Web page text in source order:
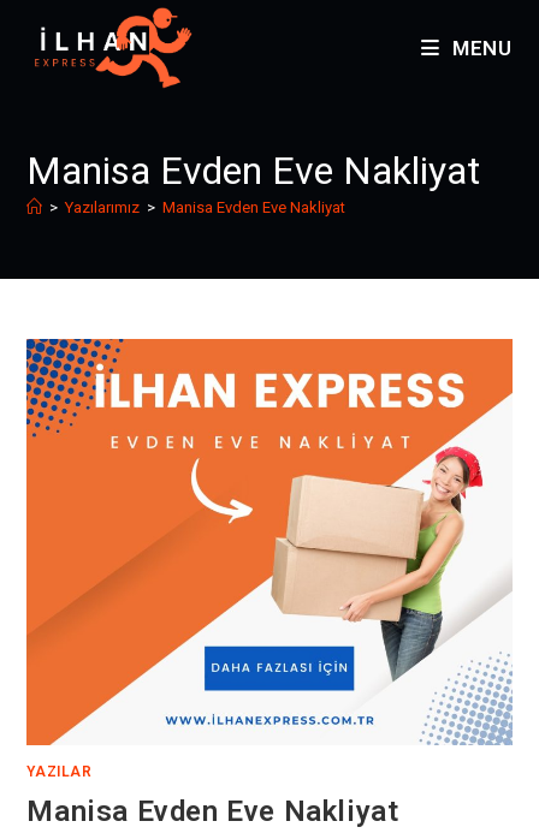
MENU
Manisa Evden Eve Nakliyat
> Yazılarımız > Manisa Evden Eve Nakliyat
YAZILAR
Manisa Evden Eve Nakliyat